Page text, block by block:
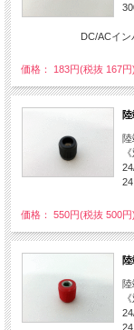
DC/ACインバータ
価格： 183円(税抜 167円)
陸
24
価格： 550円(税抜 500円)
陸
24